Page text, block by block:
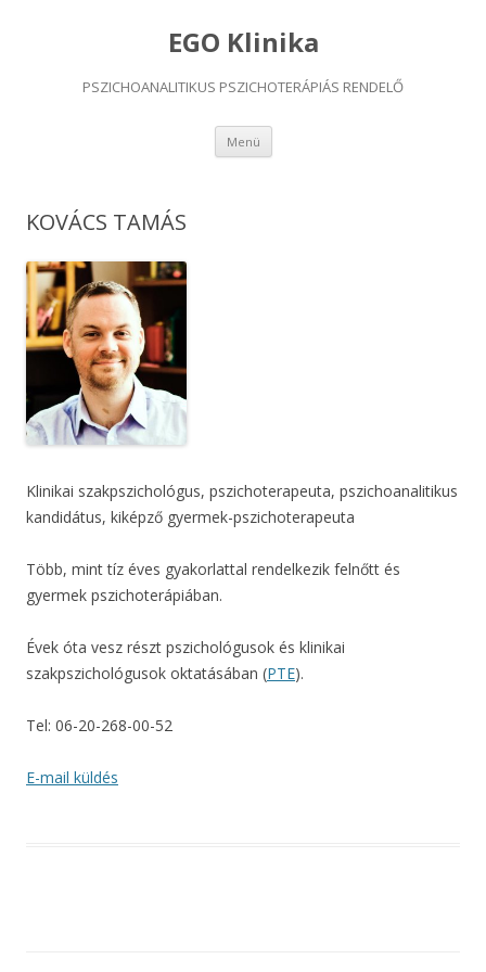
EGO Klinika
PSZICHOANALITIKUS PSZICHOTERÁPIÁS RENDELŐ
Menü Kilépés
tartalomba
KOVÁCS TAMÁS
Klinikai szakpszichológus, pszichoterapeuta, pszichoanalitikus
kandidátus, kiképző gyermek-pszichoterapeuta
Több, mint tíz éves gyakorlattal rendelkezik felnőtt és
gyermek pszichoterápiában.
Évek óta vesz részt pszichológusok és klinikai
szakpszichológusok oktatásában (PTE).
Tel: 06-20-268-00-52
E-mail küldés